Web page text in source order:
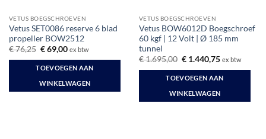
VETUS BOEGSCHROEVEN
Vetus SET0086 reserve 6 blad
propeller BOW2512
€76,25 Oorspronkelijke
was:
€ 76,25.
€69,00Huidige
is:
€ 69,00.
ex btw
TOEVOEGEN AAN
WINKELWAGEN
VETUS BOEGSCHROEVEN
Vetus BOW6012D Boegschroef
60 kgf | 12 Volt | Ø 185 mm
tunnel
€1.695,00 Oorspronkelijke
was:
€ 1.695,00.
€1.440,75Huidige
is:
€ 1.440,75.
ex btw
TOEVOEGEN AAN
WINKELWAGEN